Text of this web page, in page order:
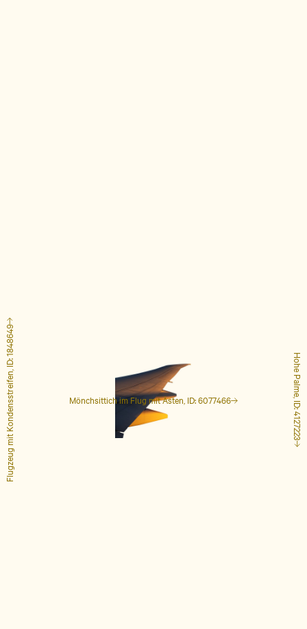
Mönchsittich im Flug mit Ästen, ID: 6077466 Hohe Palme, ID: 4127223
Flugzeug mit Kondensstreifen, ID: 1848649